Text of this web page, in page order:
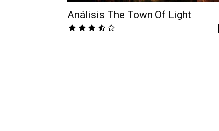
Análisis The Town Of Light